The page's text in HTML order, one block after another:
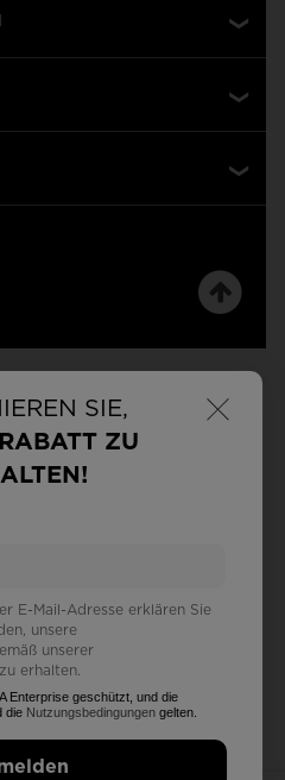
×
SIE,
ZU
E-Mail-Adresse erklären Sie
unsere
unserer
zu erhalten.
Enterprise geschützt, und die
die Nutzungsbedingungen gelten.